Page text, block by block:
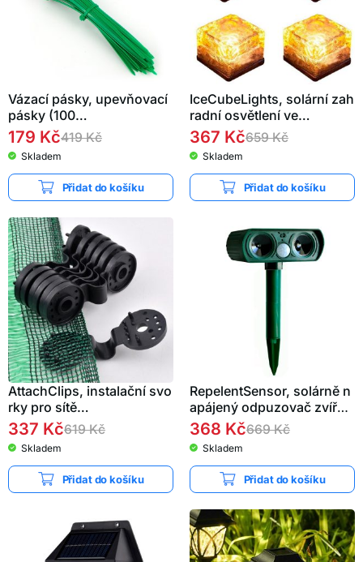
Vázací pásky, upevňovací
pásky (100…
179 Kč419Kč
Skladem
Přidat do košíku
IceCubeLights, solární zah
radní osvětlení ve…
367 Kč659Kč
Skladem
Přidat do košíku
AttachClips, instalační svo
rky pro sítě…
337 Kč619Kč
Skladem
Přidat do košíku
RepelentSensor, solárně n
apájený odpuzovač zvířa
t…
368 Kč669Kč
Skladem
Přidat do košíku